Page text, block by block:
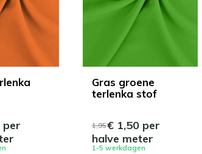
Gras groene
terlenka stof
1,95€ 1,50 per
halve meter
1-5 werkdagen